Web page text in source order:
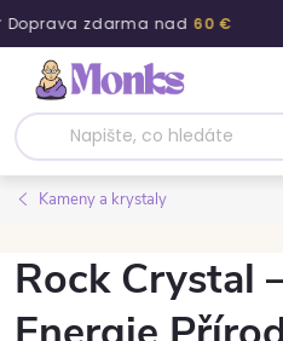
Doprava zdarma nad60 €
Přejít na obsah
Kameny a krystaly
Rock Crystal